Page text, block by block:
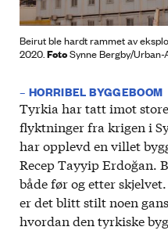
Beirut ble hardt rammet av
2020.FotoSynne Bergby/Urban-
– HORRIBEL BYGGEBOOM
Tyrkia har tatt imot
flyktninger fra krigen i
har opplevd en villet
Recep Tayyip Erdoğan.
både før og etter
er det blitt stilt noen
hvordan den tyrkiske